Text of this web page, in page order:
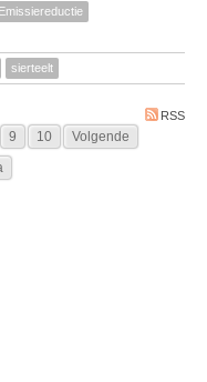
Emissiereductie
sierteelt
RSS
9 10
Volgende